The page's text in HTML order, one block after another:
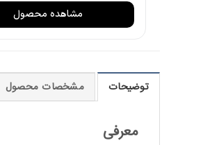
مشاهده محصول
توضیحات مشخصات محصول
معرفی